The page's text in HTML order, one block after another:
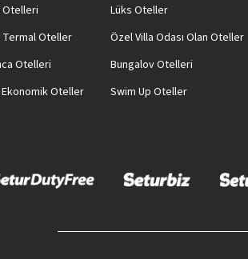
Otelleri
Oteller
Otelleri
Ekonomik Oteller
Lüks Oteller
Özel Villa Odası Olan Oteller
Bungalov Otelleri
Swim Up Oteller